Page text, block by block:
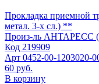
Прокладка приемной
метал. 3-х сл.) **
Произ-ль АНТАРЕСС
Код 219909
Арт 0452-00-1203020-
60 руб.
В корзину